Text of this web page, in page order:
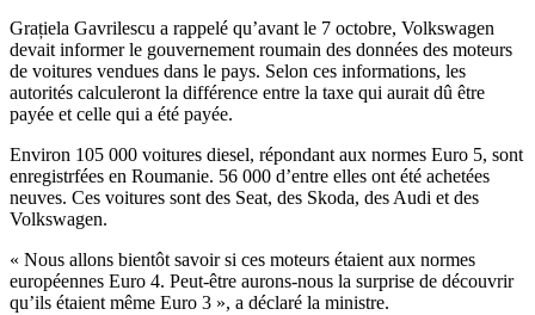
Grațiela Gavrilescu a rappelé qu’avant le 7 octobre, Volkswagen
devait informer le gouvernement roumain des données des moteurs
de voitures vendues dans le pays. Selon ces informations, les
autorités calculeront la différence entre la taxe qui aurait dû être
payée et celle qui a été payée.
Environ 105 000 voitures diesel, répondant aux normes Euro 5, sont
enregistrfées en Roumanie. 56 000 d’entre elles ont été achetées
neuves. Ces voitures sont des Seat, des Skoda, des Audi et des
Volkswagen.
« Nous allons bientôt savoir si ces moteurs étaient aux normes
européennes Euro 4. Peut-être aurons-nous la surprise de découvrir
qu’ils étaient même Euro 3 », a déclaré la ministre.